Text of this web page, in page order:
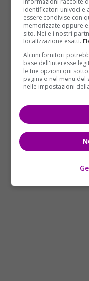
nota su Facebook,
spiegare che
Eletto a giugno,
più amati nella
gradimento del
stipendio del 20%,
10% della sua
mondiale a
soprattutto il suo
apprezzato:
una
pizza da portar via
informazioni raccolte
identificatori univoci e
essere condivise con
memorizzate oppure
sito. Noi e i nostri
localizzazione esatti.
Alcuni fornitori
base dell'interesse
le tue opzioni qui
pagina o nel menu del
nelle impostazioni